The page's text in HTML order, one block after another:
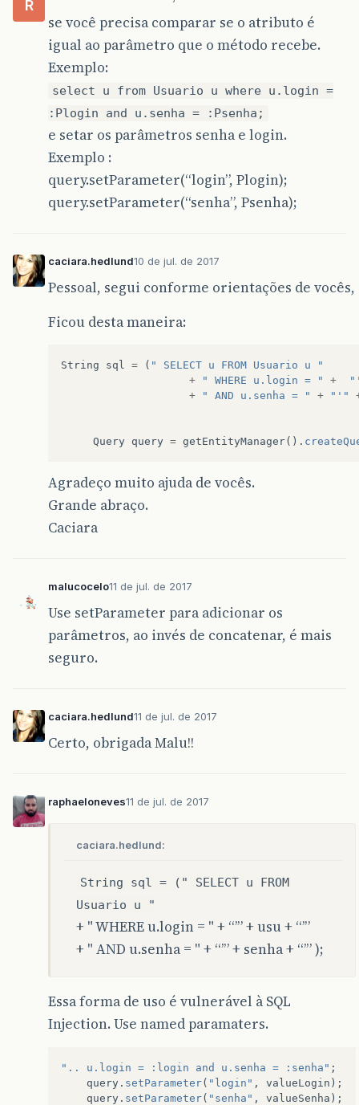
R
se você precisa comparar se o atributo é
igual ao parâmetro que o método recebe.
Exemplo:
select u from Usuario u where u.login =
:Plogin and u.senha = :Psenha;
e setar os parâmetros senha e login.
Exemplo :
query.setParameter(“login”, Plogin);
query.setParameter(“senha”, Psenha);
caciara.hedlund10 de jul. de 2017
Pessoal, segui conforme orientações de
Ficou desta maneira:
String sql = ( " SELECT u FROM Usuario u "
+
" WHERE u.login = " +
+
" AND u.senha = " + "'"
Query query = getEntityManager().
Agradeço muito ajuda de vocês.
Grande abraço.
Caciara
malucocelo11 de jul. de 2017
Use setParameter para adicionar os
parâmetros, ao invés de concatenar, é mais
seguro.
caciara.hedlund11 de jul. de 2017
Certo, obrigada Malu!!
raphaeloneves11 de jul. de 2017
caciara.hedlund:
String sql = (" SELECT u FROM
Usuario u "
+ " WHERE u.login = " + “’” + usu + “’”
+ " AND u.senha = " + “’” + senha + “’” );
Essa forma de uso é vulnerável à SQL
Injection. Use named paramaters.
".. u.login = :login and u.senha = :senha" ;
query . setParameter( "login" , valueLogin );
query . setParameter( "senha" , valueSenha );